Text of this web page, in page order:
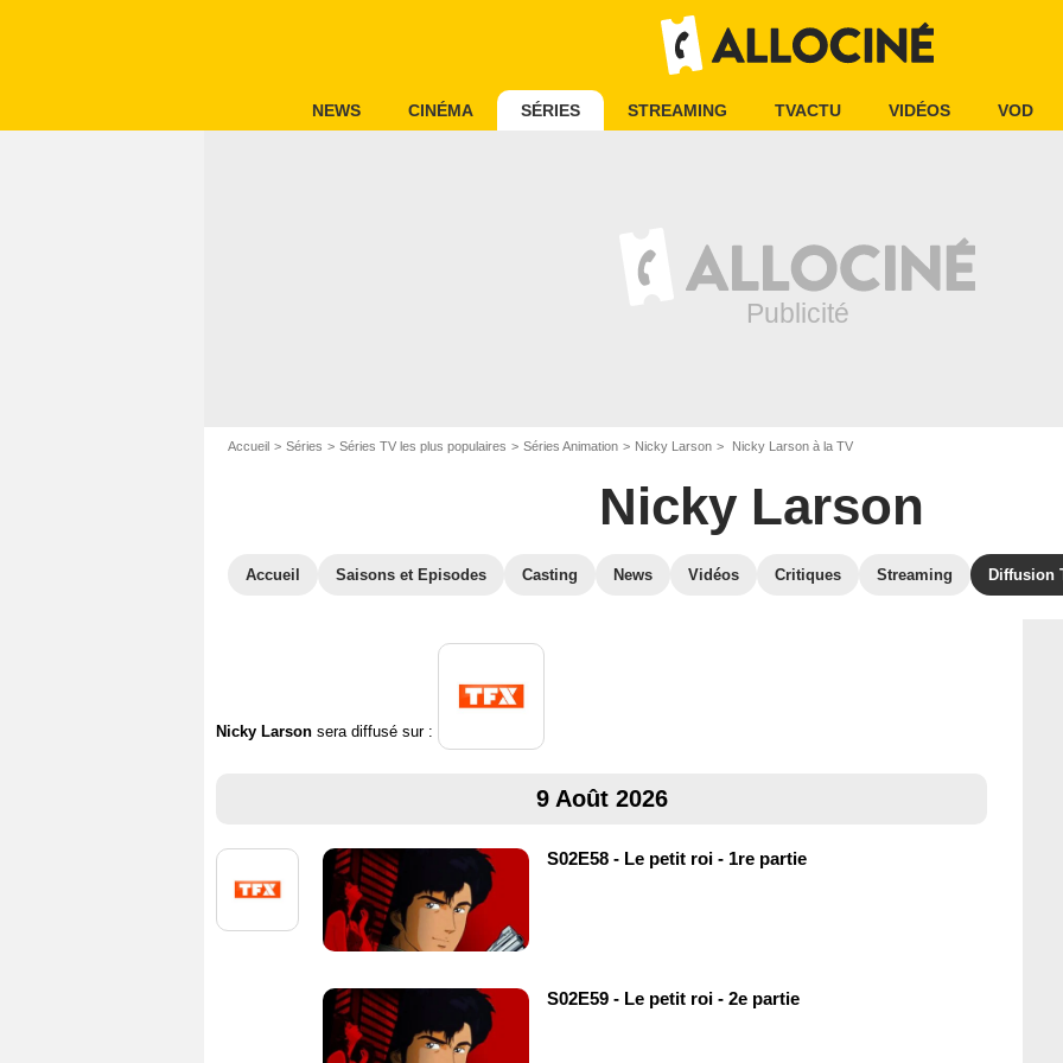
NEWS CINÉMA SÉRIES STREAMING TVACTU VIDÉOS VOD
Accueil Séries Séries TV les plus populaires Séries Animation Nicky Larson Nicky Larson à la TV
Nicky Larson
Accueil Saisons et Episodes Casting News Vidéos Critiques Streaming Diffusion
Nicky Larson sera diffusé sur :
9 Août 2026
S02E58 - Le petit roi - 1re partie
S02E59 - Le petit roi - 2e partie